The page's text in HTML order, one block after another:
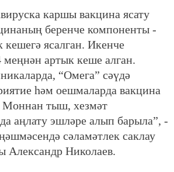
каршы вакцина ясату
беренче компоненты -
ясалган. Икенче
артык кеше алган.
“Омега” сәүдә
һәм оешмаларда вакцина
Моннан тыш, хезмәт
аңлату эшләре алып барыла”, -
сәламәтлек саклау
Александр Николаев.